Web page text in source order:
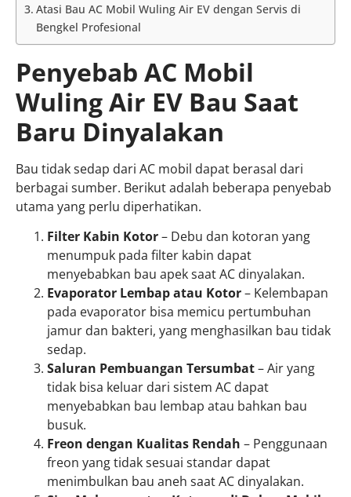
Atasi Bau AC Mobil Wuling Air EV dengan Servis di
Bengkel Profesional
Penyebab AC Mobil
Wuling Air EV Bau Saat
Baru Dinyalakan
Bau tidak sedap dari AC mobil dapat berasal dari
berbagai sumber. Berikut adalah beberapa penyebab
utama yang perlu diperhatikan.
Filter Kabin Kotor– Debu dan kotoran yang
menumpuk pada filter kabin dapat
menyebabkan bau apek saat AC dinyalakan.
Evaporator Lembap atau Kotor– Kelembapan
pada evaporator bisa memicu pertumbuhan
jamur dan bakteri, yang menghasilkan bau tidak
sedap.
Saluran Pembuangan Tersumbat– Air yang
tidak bisa keluar dari sistem AC dapat
menyebabkan bau lembap atau bahkan bau
busuk.
Freon dengan Kualitas Rendah – Penggunaan
freon yang tidak sesuai standar dapat
menimbulkan bau aneh saat AC dinyalakan.